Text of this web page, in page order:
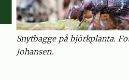
Snytbagge på björkplanta.
Johansen.